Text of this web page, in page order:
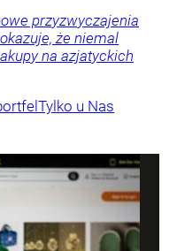
przyzwyczajenia
że niemal
na azjatyckich
Tylko u Nas